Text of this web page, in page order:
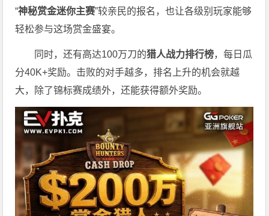
“神秘赏金迷你主赛”较亲民的报名，也让各级别玩家能够
轻松参与这场赏金盛宴。
同时，还有高达100万刀的猎人战力排行榜，每日瓜
分40K+奖励。击败的对手越多，排名上升的机会就越
大，除了锦标赛成绩外，还能获得额外奖励。